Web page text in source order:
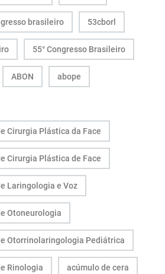
brasileiro 53cborl
55° Congresso Brasileiro
ABON abope
Cirurgia Plástica da Face
Cirurgia Plástica de Face
Laringologia e Voz
Otoneurologia
Otorrinolaringologia Pediátrica
Rinologia acúmulo de cera